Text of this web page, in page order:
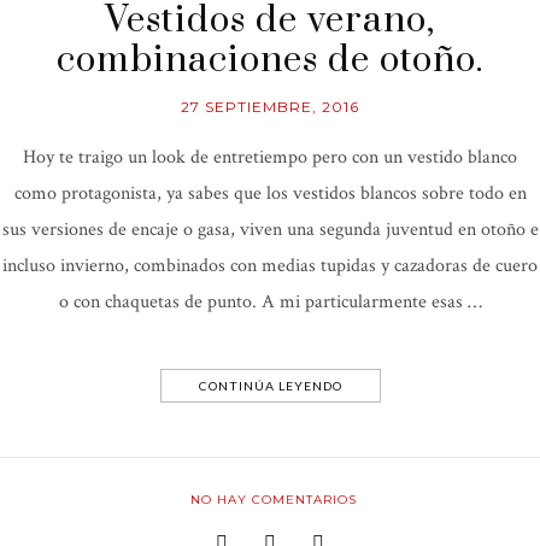
Vestidos de verano,
combinaciones de otoño.
27 SEPTIEMBRE, 2016
Hoy te traigo un look de entretiempo pero con un vestido blanco
como protagonista, ya sabes que los vestidos blancos sobre todo en
sus versiones de encaje o gasa, viven una segunda juventud en otoño e
incluso invierno, combinados con medias tupidas y cazadoras de cuero
o con chaquetas de punto. A mi particularmente esas …
CONTINÚA LEYENDO
NO HAY COMENTARIOS